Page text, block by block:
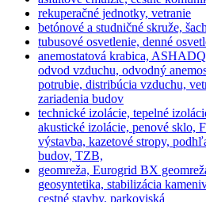
rekuperačné jednotky, vetranie
betónové a studničné skruže,
tubusové osvetlenie, denné
anemostatová krabica,
odvod vzduchu, odvodný
potrubie, distribúcia vzduchu,
zariadenia budov
technické izolácie, tepelné
akustické izolácie, penové sklo,
výstavba, kazetové stropy,
budov, TZB,
geomreža, Eurogrid BX
geosyntetika, stabilizácia
cestné stavby, parkoviská